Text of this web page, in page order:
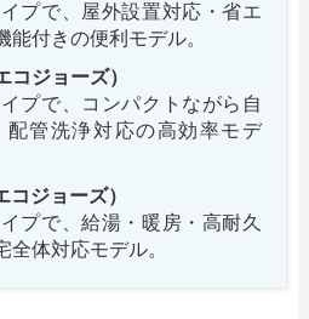
プで、屋外設置対応・省エ
能付きの便利モデル。
ジョーズ）
プで、コンパクトながら自
配管洗浄対応の高効率モデ
ジョーズ）
プで、給湯・暖房・高耐久
体対応モデル。